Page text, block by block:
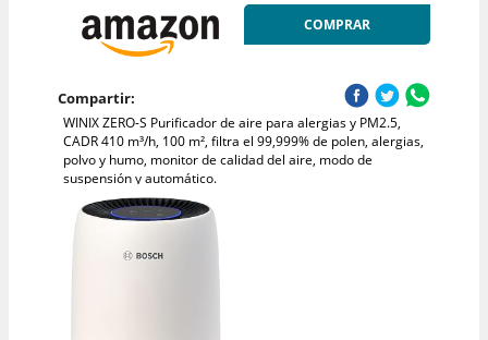
COMPRAR
Compartir:
WINIX ZERO-S Purificador de aire para alergias y PM2.5,
CADR 410 m³/h, 100 m², filtra el 99,999% de polen, alergias,
polvo y humo, monitor de calidad del aire, modo de
suspensión y automático.